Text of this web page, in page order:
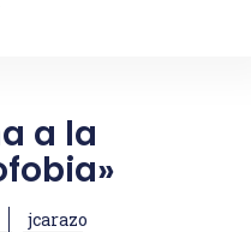
a la
jcarazo